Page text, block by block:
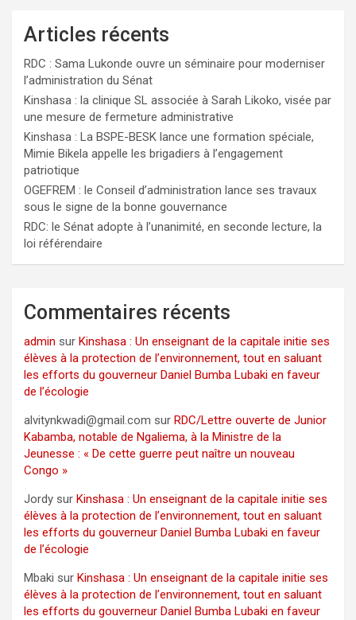
Articles récents
RDC : Sama Lukonde ouvre un séminaire pour moderniser
l’administration du Sénat
Kinshasa : la clinique SL associée à Sarah Likoko, visée par
une mesure de fermeture administrative
Kinshasa : La BSPE-BESK lance une formation spéciale,
Mimie Bikela appelle les brigadiers à l’engagement
patriotique
OGEFREM : le Conseil d’administration lance ses travaux
sous le signe de la bonne gouvernance
RDC: le Sénat adopte à l’unanimité, en seconde lecture, la
loi référendaire
Commentaires récents
admin sur Kinshasa : Un enseignant de la capitale initie ses
élèves à la protection de l’environnement, tout en saluant
les efforts du gouverneur Daniel Bumba Lubaki en faveur
de l’écologie
alvitynkwadi@gmail.com sur RDC/Lettre ouverte de Junior
Kabamba, notable de Ngaliema, à la Ministre de la
Jeunesse : « De cette guerre peut naître un nouveau
Congo »
Jordy sur Kinshasa : Un enseignant de la capitale initie ses
élèves à la protection de l’environnement, tout en saluant
les efforts du gouverneur Daniel Bumba Lubaki en faveur
de l’écologie
Mbaki sur Kinshasa : Un enseignant de la capitale initie ses
élèves à la protection de l’environnement, tout en saluant
les efforts du gouverneur Daniel Bumba Lubaki en faveur